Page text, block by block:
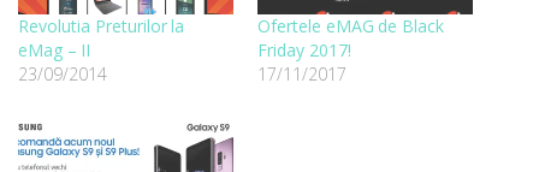
Revolutia Preturilor la
eMag – II
23/09/2014
Ofertele eMAG de Black
Friday 2017!
17/11/2017